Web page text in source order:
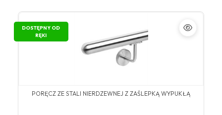
DOSTĘPNY OD
RĘKI
PORĘCZ ZE STALI NIERDZEWNEJ Z ZAŚLEPKĄ WYPUKŁĄ